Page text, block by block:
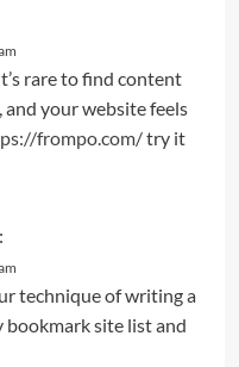
rare to find content
your website feels
frompo.com/try it
technique of writing a
bookmark site list and